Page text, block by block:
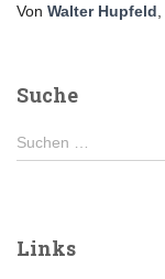
Von Walter Hupfeld
Suche
S
u
n
Suchen …
Links